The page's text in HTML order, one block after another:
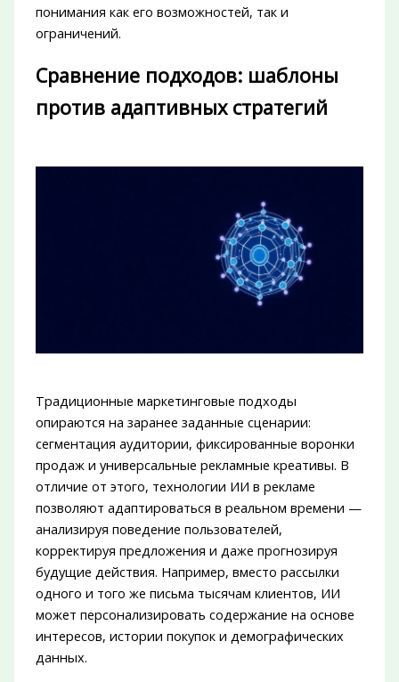
понимания как его возможностей, так и
ограничений.
Сравнение подходов: шаблоны
против адаптивных стратегий
Традиционные маркетинговые подходы
опираются на заранее заданные сценарии:
сегментация аудитории, фиксированные воронки
продаж и универсальные рекламные креативы. В
отличие от этого, технологии ИИ в рекламе
позволяют адаптироваться в реальном времени —
анализируя поведение пользователей,
корректируя предложения и даже прогнозируя
будущие действия. Например, вместо рассылки
одного и того же письма тысячам клиентов, ИИ
может персонализировать содержание на основе
интересов, истории покупок и демографических
данных.